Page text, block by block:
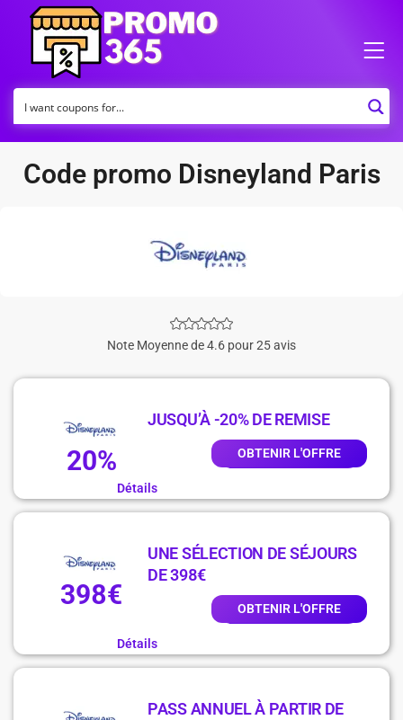
Code promo Disneyland Paris
Note Moyenne de 4.6 pour 25 avis
20%
JUSQU’À -20% DE REMISE
OBTENIR L'OFFRE
Détails
398€
UNE SÉLECTION DE SÉJOURS
DE 398€
OBTENIR L'OFFRE
Détails
PASS ANNUEL À PARTIR DE